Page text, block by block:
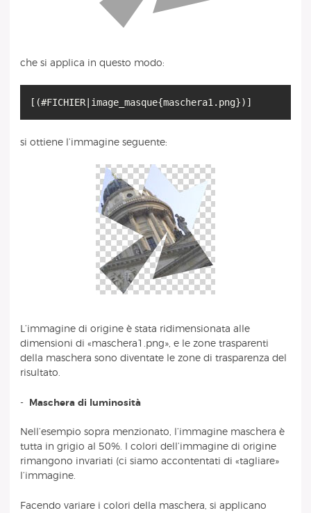
che si applica in questo modo:
si ottiene l’immagine seguente:
L’immagine di origine è stata ridimensionata alle
dimensioni di «maschera1.png», e le zone trasparenti
della maschera sono diventate le zone di trasparenza del
risultato.
- Maschera di luminosità
Nell’esempio sopra menzionato, l’immagine maschera è
tutta in grigio al 50%. I colori dell’immagine di origine
rimangono invariati (ci siamo accontentati di «tagliare»
l’immagine.
Facendo variare i colori della maschera, si applicano